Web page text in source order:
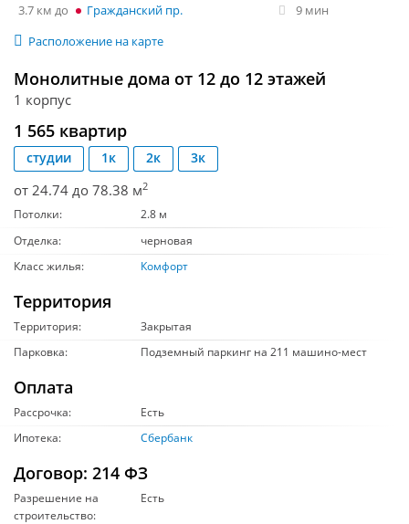
3.7 км
Гражданский пр.
9 мин
Расположение на карте
Монолитные дома от 12 до 12 этажей
1 корпус
1 565 квартир
студии 1к 2к 3к
от 24.74 до 78.38 м2
Потолки:
2.8 м
Отделка:
черновая
Класс жилья:
Комфорт
Территория
Территория:
Закрытая
Парковка:
Подземный паркинг на 211 машино-мест
Оплата
Рассрочка:
Есть
Ипотека:
Сбербанк
Договор: 214 ФЗ
Разрешение на
строительство:
Есть